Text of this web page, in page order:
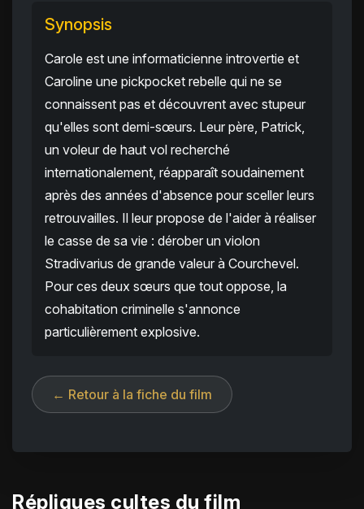
Synopsis
Carole est une informaticienne introvertie et
Caroline une pickpocket rebelle qui ne se
connaissent pas et découvrent avec stupeur
qu'elles sont demi-sœurs. Leur père, Patrick,
un voleur de haut vol recherché
internationalement, réapparaît soudainement
après des années d'absence pour sceller leurs
retrouvailles. Il leur propose de l'aider à réaliser
le casse de sa vie : dérober un violon
Stradivarius de grande valeur à Courchevel.
Pour ces deux sœurs que tout oppose, la
cohabitation criminelle s'annonce
particulièrement explosive.
← Retour à la fiche du film
Répliques cultes du film